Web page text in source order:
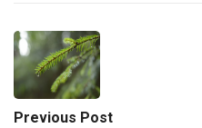
Previous Post